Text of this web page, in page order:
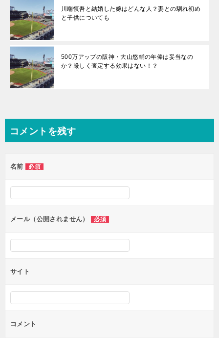
川端慎吾と結婚した嫁はどんな人？妻との馴れ初め
と子供についても
500万アップの阪神・大山悠輔の年俸は妥当なの
か？厳しく査定する効果はない！？
コメントを残す
名前 必須
メール（公開されません） 必須
サイト
コメント